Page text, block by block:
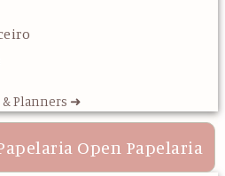
Planners ➜
Open Papelaria